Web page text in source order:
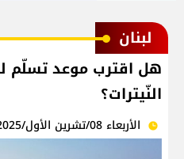
لبنان
هل اقترب موعد تسلّم
النّيترات؟
الأربعاء 08/تشرين الأول/2025 - 07:16 ص